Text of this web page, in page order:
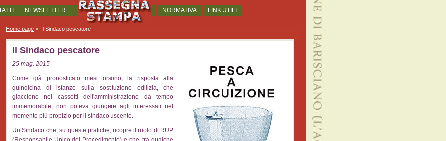
NEWSLETTER NORMATIVA LINK UTILI
Home page > Il Sindaco pescatore
Il Sindaco pescatore
25 mag. 2015
Come già pronosticato mesi orsono, la risposta alla
quindicina di istanze sulla sostituzione edilizia, che
giacciono nei cassetti dell'amministrazione da tempo
immemorabile, non poteva giungere agli interessati nel
momento più propizio per il sindaco uscente.
Un Sindaco che, su queste pratiche, ricopre il ruolo di RUP
(Responsabile Unico del Procedimento) e che, tra qualche